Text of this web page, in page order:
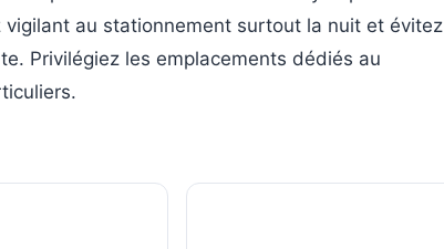
au stationnement surtout la nuit et évitez
Privilégiez les emplacements dédiés au